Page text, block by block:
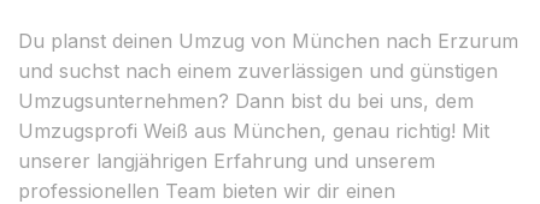
Du planst deinen Umzug von München nach Erzurum
und suchst nach einem zuverlässigen und günstigen
Umzugsunternehmen? Dann bist du bei uns, dem
Umzugsprofi Weiß aus München, genau richtig! Mit
unserer langjährigen Erfahrung und unserem
professionellen Team bieten wir dir einen